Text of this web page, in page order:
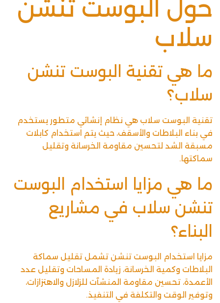
حول البوست تنشن
سلاب
ما هي تقنية البوست تنشن
سلاب؟
تقنية البوست سلاب هي نظام إنشائي متطور يستخدم
في بناء البلاطات والأسقف، حيث يتم استخدام كابلات
مسبقة الشد لتحسين مقاومة الخرسانة وتقليل
سماكتها.
ما هي مزايا استخدام البوست
تنشن سلاب في مشاريع
البناء؟
مزايا استخدام البوست تنشن تشمل تقليل سماكة
البلاطات وكمية الخرسانة، زيادة المساحات وتقليل عدد
الأعمدة، تحسين مقاومة المنشآت للزلازل والاهتزازات،
وتوفير الوقت والتكلفة في التنفيذ.